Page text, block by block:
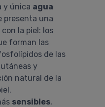
y única agua
presenta una
la piel: los
forman las
de las
y
natural de la
sensibles,